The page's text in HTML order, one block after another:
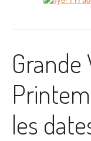
Grande
les